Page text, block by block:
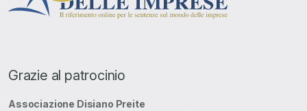
Grazie al patrocinio
Associazione Disiano Preite